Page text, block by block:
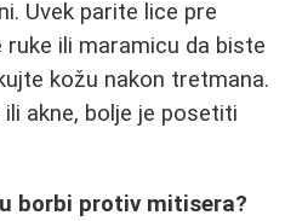
Uvek parite lice pre
ili maramicu da biste
kožu nakon tretmana.
akne, bolje je posetiti
borbi protiv mitisera?